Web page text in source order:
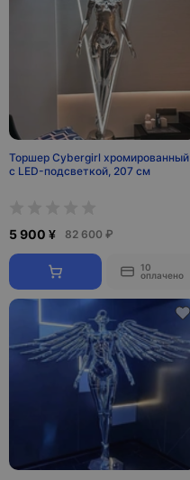
Торшер Cybergirl хромированный
с LED-подсветкой, 207 см
5 900 ¥ 82 600 ₽
10
оплачено